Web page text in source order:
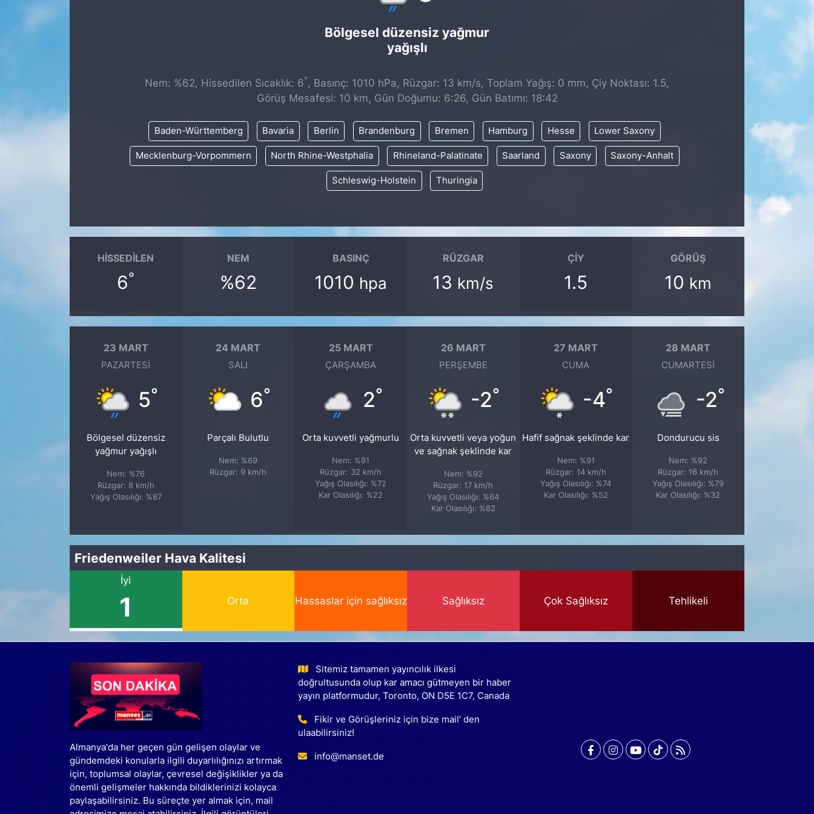
Bölgesel düzensiz yağmur
yağışlı
Nem: %62, Hissedilen Sıcaklık: 6° , Basınç: 1010 hPa, Rüzgar: 13 km/s, Toplam Yağış: 0 mm, Çiy Noktası: 1.5,
Görüş Mesafesi: 10 km, Gün Doğumu: 6:26, Gün Batımı: 18:42
Baden-Württemberg Bavaria Berlin Brandenburg Bremen Hamburg Hesse Lower Saxony
Mecklenburg-Vorpommern North Rhine-Westphalia Rhineland-Palatinate Saarland Saxony Saxony-Anhalt
Schleswig-Holstein Thuringia
HISSEDILEN
6°
NEM
%62
BASINÇ
1010 hpa
RÜZGAR
13 km/s
ÇIY
1.5
GÖRÜŞ
10 km
23 MART
PAZARTESI
5°
Bölgesel düzensiz
yağmur yağışlı
Nem: %76
Rüzgar: 8 km/h
Yağış Olasılığı: %87
24 MART
SALI
6°
Parçalı Bulutlu
Nem: %69
Rüzgar: 9 km/h
25 MART
ÇARŞAMBA
2°
Orta kuvvetli yağmurlu
Nem: %91
Rüzgar: 32 km/h
Yağış Olasılığı: %72
Kar Olasılığı: %22
26 MART
PERŞEMBE
-2°
Orta kuvvetli veya yoğun
ve sağnak şeklinde kar
Nem: %92
Rüzgar: 17 km/h
Yağış Olasılığı: %64
Kar Olasılığı: %62
27 MART
CUMA
-4°
Hafif sağnak şeklinde kar
Nem: %91
Rüzgar: 14 km/h
Yağış Olasılığı: %74
Kar Olasılığı: %52
28 MART
CUMARTESI
-2°
Dondurucu sis
Nem: %92
Rüzgar: 16 km/h
Yağış Olasılığı: %79
Kar Olasılığı: %32
Friedenweiler Hava Kalitesi
İyi
1 Orta Hassaslar için sağlıksız Sağlıksız Çok Sağlıksız Tehlikeli
Almanya'da her geçen gün gelişen olaylar ve
gündemdeki konularla ilgili duyarlılığınızı artırmak
için, toplumsal olaylar, çevresel değişiklikler ya da
önemli gelişmeler hakkında bildiklerinizi kolayca
paylaşabilirsiniz. Bu süreçte yer almak için, mail
Sitemiz tamamen yayıncılık ilkesi
doğrultusunda olup kar amacı gütmeyen bir haber
yayın platformudur, Toronto, ON D5E 1C7, Canada
Fikir ve Görüşleriniz için bize mail' den
ulaabilirsiniz!
info@manset.de
SİYASET